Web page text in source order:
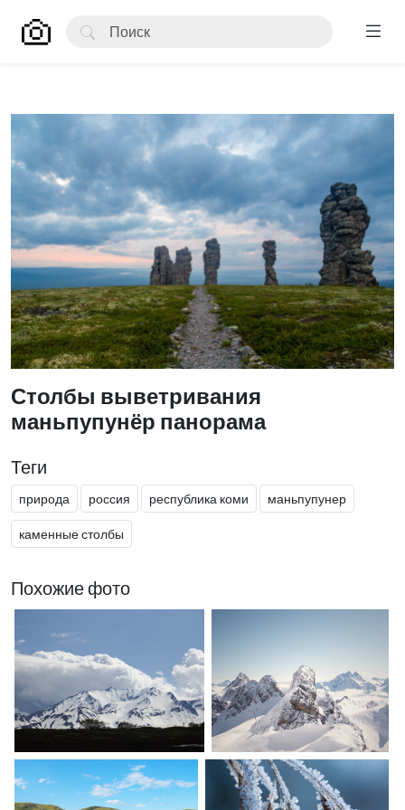
Столбы выветривания
маньпупунёр панорама
Теги
природа россия республика коми маньпупунер
каменные столбы
Похожие фото